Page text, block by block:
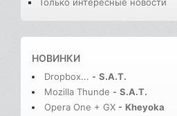
Только интересные новости
НОВИНКИ
Dropbox... - S.A.T.
Mozilla Thunde - S.A.T.
Opera One + GX - Kheyoka